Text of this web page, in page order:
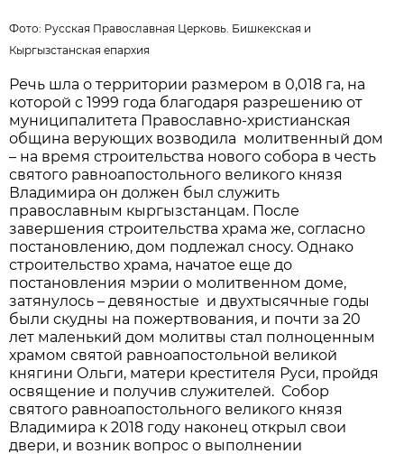
Фото: Русская Православная Церковь. Бишкекская и
Кыргызстанская епархия
Речь шла о территории размером в 0,018 га, на
которой с 1999 года благодаря разрешению от
муниципалитета Православно-христианская
община верующих возводила молитвенный дом
– на время строительства нового собора в честь
святого равноапостольного великого князя
Владимира он должен был служить
православным кыргызстанцам. После
завершения строительства храма же, согласно
постановлению, дом подлежал сносу. Однако
строительство храма, начатое еще до
постановления мэрии о молитвенном доме,
затянулось – девяностые и двухтысячные годы
были скудны на пожертвования, и почти за 20
лет маленький дом молитвы стал полноценным
храмом святой равноапостольной великой
княгини Ольги, матери крестителя Руси, пройдя
освящение и получив служителей. Собор
святого равноапостольного великого князя
Владимира к 2018 году наконец открыл свои
двери, и возник вопрос о выполнении